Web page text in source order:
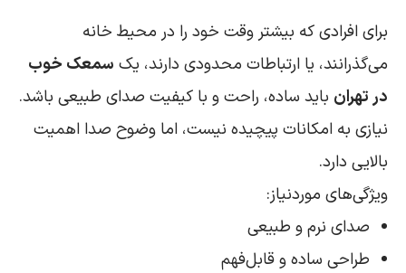
برای افرادی که بیشتر وقت خود را در محیط خانه
می‌گذرانند، یا ارتباطات محدودی دارند، یک سمعک خوب
در تهران باید ساده، راحت و با کیفیت صدای طبیعی باشد.
نیازی به امکانات پیچیده نیست، اما وضوح صدا اهمیت
بالایی دارد.
ویژگی‌های موردنیاز:
صدای نرم و طبیعی
طراحی ساده و قابل‌فهم